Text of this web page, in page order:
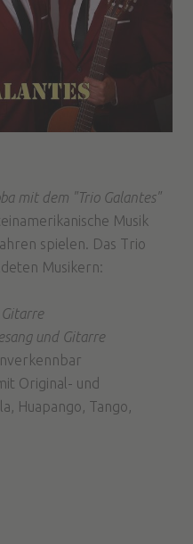
mit dem "Trio Galantes"
Musik
spielen. Das Trio
Musikern:
Gitarre
und Gitarre
Original- und
Huapango, Tango,